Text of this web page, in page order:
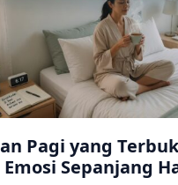
Pagi yang
Sepanjang